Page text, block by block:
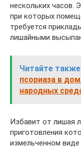
нескольких часов.
при которых
требуется
лишайными
Читайте
псориаза в
народных
Избавит от лишая
приготовления
измельченном